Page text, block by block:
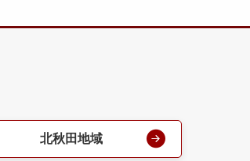
北秋田地域